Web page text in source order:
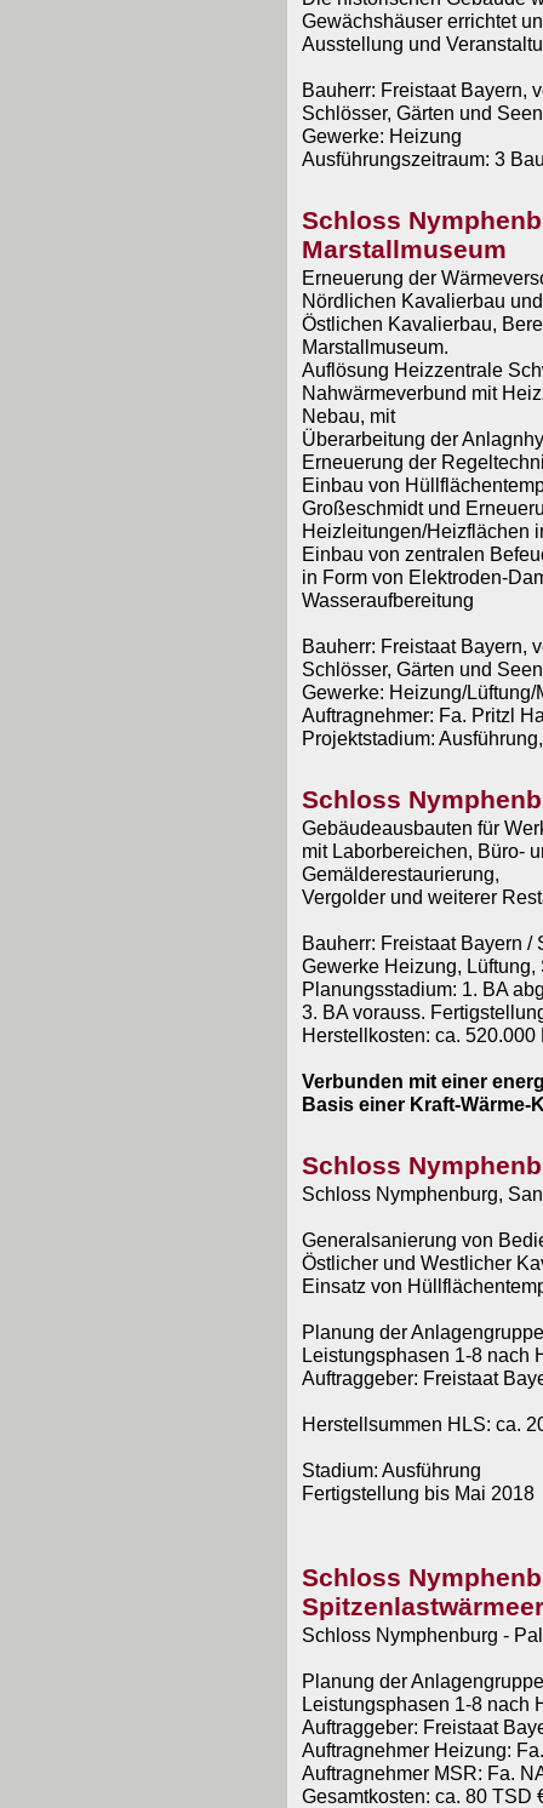
Gewächshäuser errichtet
Ausstellung und
Bauherr: Freistaat Bayern,
Schlösser, Gärten und
Gewerke: Heizung
Ausführungszeitraum: 3
Schloss
Marstallmuseum
Erneuerung der
Nördlichen Kavalierbau
Östlichen Kavalierbau,
Marstallmuseum.
Auflösung Heizzentrale
Nahwärmeverbund mit
Nebau, mit
Überarbeitung der
Erneuerung der
Einbau von
Großeschmidt und
Heizleitungen/Heizflächen
Einbau von zentralen
in Form von Elektroden-
Wasseraufbereitung
Bauherr: Freistaat Bayern,
Schlösser, Gärten und
Gewerke: Heizung/Lüftung/
Auftragnehmer: Fa. Pritzl
Projektstadium:
Schloss
Gebäudeausbauten für
mit Laborbereichen, Büro-
Gemälderestaurierung,
Vergolder und weiterer
Bauherr: Freistaat Bayern /
Gewerke Heizung, Lüftung,
Planungsstadium: 1. BA
3. BA vorauss.
Herstellkosten: ca. 520.000
Verbunden mit einer
Basis einer Kraft-Wärme-
Schloss
Schloss Nymphenburg,
Generalsanierung von
Östlicher und Westlicher
Einsatz von
Planung der
Leistungsphasen 1-8 nach
Auftraggeber: Freistaat
Herstellsummen HLS: ca.
Stadium: Ausführung
Fertigstellung bis Mai 2018
Schloss
Schloss Nymphenburg -
Planung der
Leistungsphasen 1-8 nach
Auftraggeber: Freistaat
Auftragnehmer Heizung:
Auftragnehmer MSR: Fa.
Gesamtkosten: ca. 80 TSD